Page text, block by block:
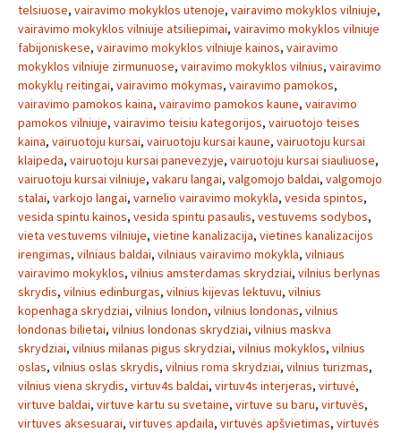
telsiuose, vairavimo mokyklos utenoje, vairavimo mokyklos vilniuje,
vairavimo mokyklos vilniuje atsiliepimai, vairavimo mokyklos vilniuje
fabijoniskese, vairavimo mokyklos vilniuje kainos, vairavimo
mokyklos vilniuje zirmunuose, vairavimo mokyklos vilnius, vairavimo
mokyklų reitingai, vairavimo mokymas, vairavimo pamokos,
vairavimo pamokos kaina, vairavimo pamokos kaune, vairavimo
pamokos vilniuje, vairavimo teisiu kategorijos, vairuotojo teises
kaina, vairuotoju kursai, vairuotoju kursai kaune, vairuotoju kursai
klaipeda, vairuotoju kursai panevezyje, vairuotoju kursai siauliuose,
vairuotoju kursai vilniuje, vakaru langai, valgomojo baldai, valgomojo
stalai, varkojo langai, varnelio vairavimo mokykla, vesida spintos,
vesida spintu kainos, vesida spintu pasaulis, vestuvems sodybos,
vieta vestuvems vilniuje, vietine kanalizacija, vietines kanalizacijos
irengimas, vilniaus baldai, vilniaus vairavimo mokykla, vilniaus
vairavimo mokyklos, vilnius amsterdamas skrydziai, vilnius berlynas
skrydis, vilnius edinburgas, vilnius kijevas lektuvu, vilnius
kopenhaga skrydziai, vilnius london, vilnius londonas, vilnius
londonas bilietai, vilnius londonas skrydziai, vilnius maskva
skrydziai, vilnius milanas pigus skrydziai, vilnius mokyklos, vilnius
oslas, vilnius oslas skrydis, vilnius roma skrydziai, vilnius turizmas,
vilnius viena skrydis, virtuv4s baldai, virtuv4s interjeras, virtuvė,
virtuve baldai, virtuve kartu su svetaine, virtuve su baru, virtuvės,
virtuves aksesuarai, virtuves apdaila, virtuvės apšvietimas, virtuvės